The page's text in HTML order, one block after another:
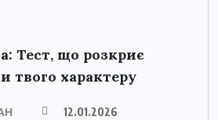
Тест, що розкриє
твого характеру
12.01.2026